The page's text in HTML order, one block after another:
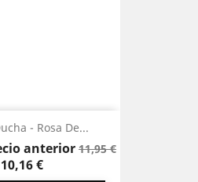
- Rosa De...
anteriorPrecio
11,95 €Precio
10,16 €